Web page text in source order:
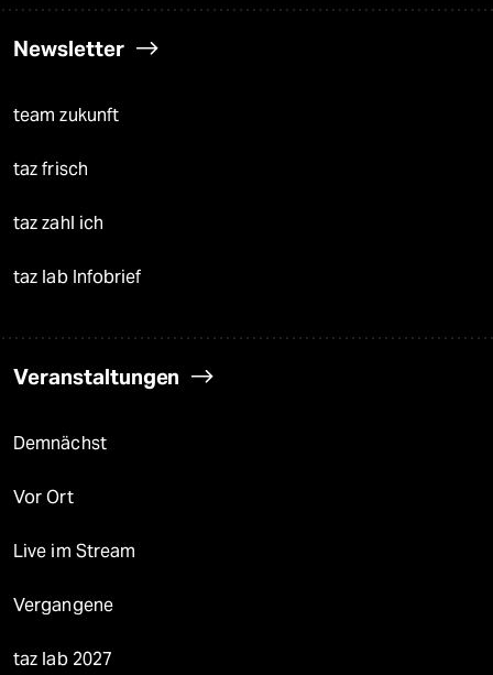
Newsletter
team zukunft
taz frisch
taz zahl ich
taz lab Infobrief
Veranstaltungen
Demnächst
Vor Ort
Live im Stream
Vergangene
taz lab 2027